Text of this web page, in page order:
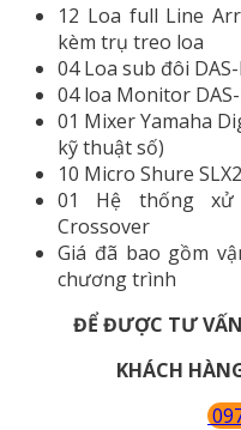
12 Loa full Line
kèm trụ treo loa
04 Loa sub đôi
04 loa Monitor
01 Mixer Yamaha
kỹ thuật số)
10 Micro Shure
01 Hệ thống xử
Crossover
Giá đã bao gồm
chương trình
ĐỂ ĐƯỢC TƯ
KHÁCH